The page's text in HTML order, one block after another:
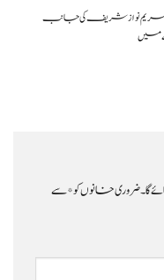
پنجاب مریم نواز شریف کی جانب
میں
گا۔ضروری خانوں کو*سے